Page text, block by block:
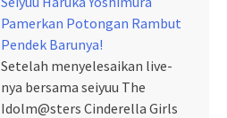
Pamerkan Potongan Rambut
Pendek Barunya!
Setelah menyelesaikan live-
nya bersama seiyuu The
Idolm@sters Cinderella Girls